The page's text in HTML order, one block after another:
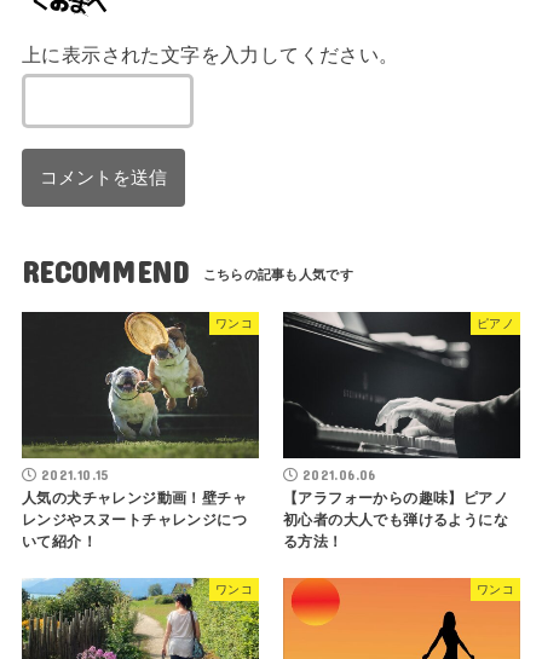
上に表示された文字を入力してください。
RECOMMEND
ワンコ
2021.10.15
人気の犬チャレンジ動画！壁チャ
レンジやスヌートチャレンジにつ
いて紹介！
ピアノ
2021.06.06
【アラフォーからの趣味】ピアノ
初心者の大人でも弾けるようにな
る方法！
ワンコ ワンコ